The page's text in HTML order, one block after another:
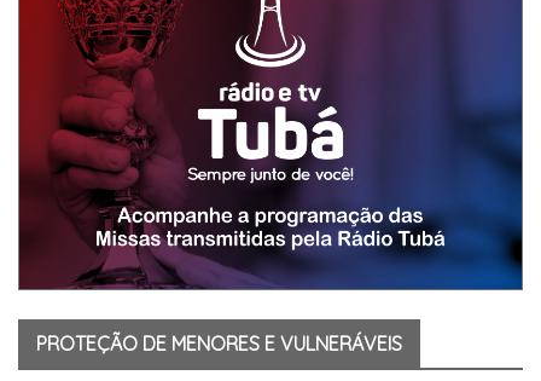
PROTEÇÃO DE MENORES E VULNERÁVEIS